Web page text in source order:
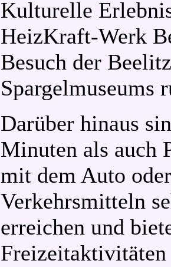
Kulturelle
HeizKraft-Werk
Besuch der
Spargelmuseums
Darüber hinaus
Minuten als auch
mit dem Auto
Verkehrsmitteln
erreichen und